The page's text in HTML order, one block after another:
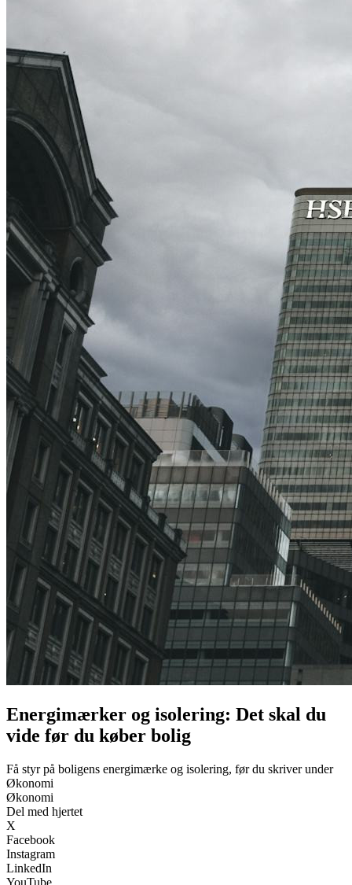
Energimærker og isolering: Det skal du
vide før du køber bolig
Få styr på boligens energimærke og isolering, før du skriver under
Økonomi
Økonomi
Del med hjertet
X
Facebook
Instagram
LinkedIn
YouTube